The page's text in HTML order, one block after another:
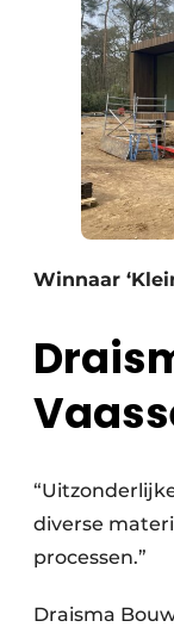
Winnaar
diverse
processen.”
Draisma